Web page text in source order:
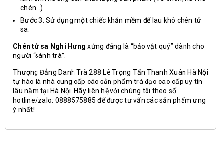
chén…).
Bước 3: Sử dụng một chiếc khăn mềm để lau khô chén tử
sa.
Chén tử sa Nghi Hưngxứng đáng là “bảo vật quý” dành cho
người “sành trà”.
Thượng Đẳng Danh Trà 288 Lê Trọng Tấn Thanh Xuân Hà Nội
tự hào là nhà cung cấp các sản phẩm trà đạo cao cấp uy tín
lâu năm tại Hà Nội. Hãy liên hệ với chúng tôi theo số
hotline/zalo: 0888575885 để được tư vấn các sản phẩm ưng
ý nhất!